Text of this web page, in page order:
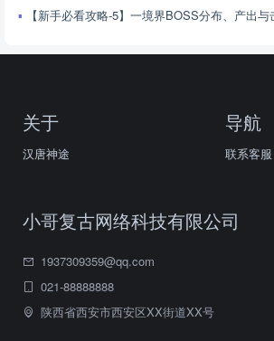
【新手必看攻略-5】一境界BOSS分布、产出
关于
汉唐神途
导航
联系客服
小哥复古网络科技有限公司
1937309359@qq.com
021-88888888
陕西省西安市西安区XX街道XX号